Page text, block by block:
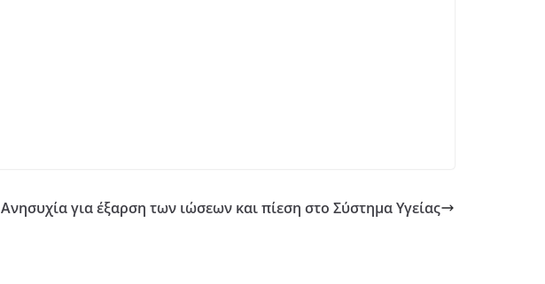
Ανησυχία για έξαρση των ιώσεων και πίεση στο Σύστημα Υγείας